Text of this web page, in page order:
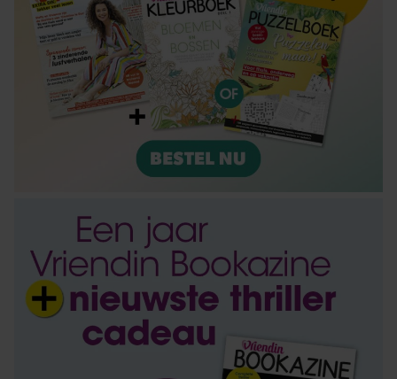
verzameld op basis van uw gebruik van hun services. U
gaat akkoord met onze cookies als u onze website blijft
gebruiken.